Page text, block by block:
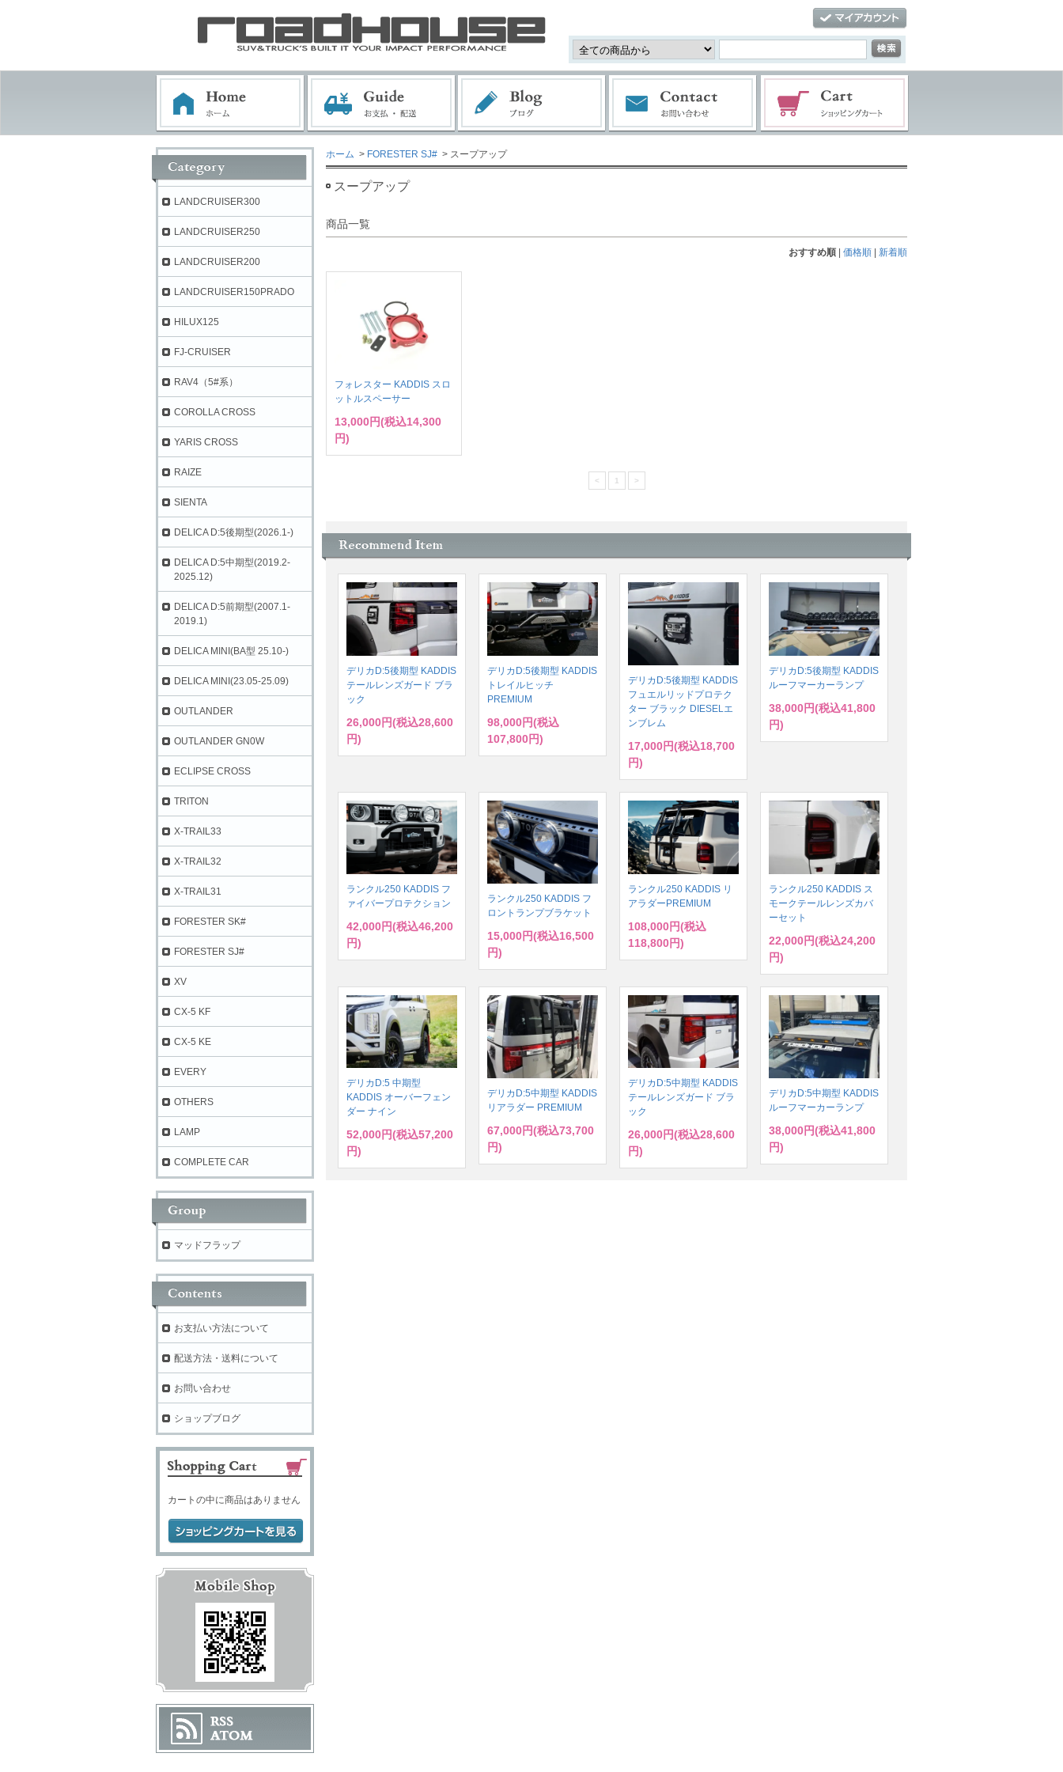
ホーム > FORESTER SJ# > スープアップ
スープアップ
商品一覧
おすすめ順 価格順 新着順
フォレスター KADDIS スロ
ットルスペーサー
13,000円(税込14,300
円)
< 1 >
デリカD:5後期型 KADDIS
テールレンズガード ブラ
ック
26,000円(税込28,600
円)
デリカD:5後期型 KADDIS
トレイルヒッチ
PREMIUM
98,000円(税込
107,800円)
デリカD:5後期型 KADDIS
フュエルリッドプロテク
ター ブラック DIESELエ
ンブレム
17,000円(税込18,700
円)
デリカD:5後期型 KADDIS
ルーフマーカーランプ
38,000円(税込41,800
円)
ランクル250 KADDIS フ
ァイバープロテクション
42,000円(税込46,200
円)
ランクル250 KADDIS フ
ロントランプブラケット
15,000円(税込16,500
円)
ランクル250 KADDIS リ
アラダーPREMIUM
108,000円(税込
118,800円)
ランクル250 KADDIS ス
モークテールレンズカバ
ーセット
22,000円(税込24,200
円)
デリカD:5 中期型
KADDIS オーバーフェン
ダー ナイン
52,000円(税込57,200
円)
デリカD:5中期型 KADDIS
リアラダー PREMIUM
67,000円(税込73,700
円)
デリカD:5中期型 KADDIS
テールレンズガード ブラ
ック
26,000円(税込28,600
円)
デリカD:5中期型 KADDIS
ルーフマーカーランプ
38,000円(税込41,800
円)
LANDCRUISER300
LANDCRUISER250
LANDCRUISER200
LANDCRUISER150PRADO
HILUX125
FJ-CRUISER
RAV4（5#系）
COROLLA CROSS
YARIS CROSS
RAIZE
SIENTA
DELICA D:5後期型(2026.1-)
DELICA D:5中期型(2019.2-
2025.12)
DELICA D:5前期型(2007.1-
2019.1)
DELICA MINI(BA型 25.10-)
DELICA MINI(23.05-25.09)
OUTLANDER
OUTLANDER GN0W
ECLIPSE CROSS
TRITON
X-TRAIL33
X-TRAIL32
X-TRAIL31
FORESTER SK#
FORESTER SJ#
XV
CX-5 KF
CX-5 KE
EVERY
OTHERS
LAMP
COMPLETE CAR
マッドフラップ
お支払い方法について
配送方法・送料について
お問い合わせ
ショップブログ
カートの中に商品はありません